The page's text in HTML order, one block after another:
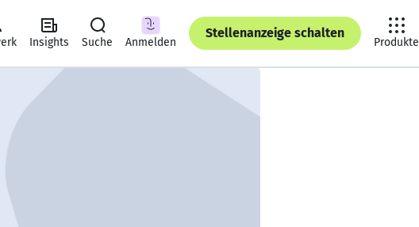
Insights Suche Anmelden
Stellenanzeige schalten
Produkte